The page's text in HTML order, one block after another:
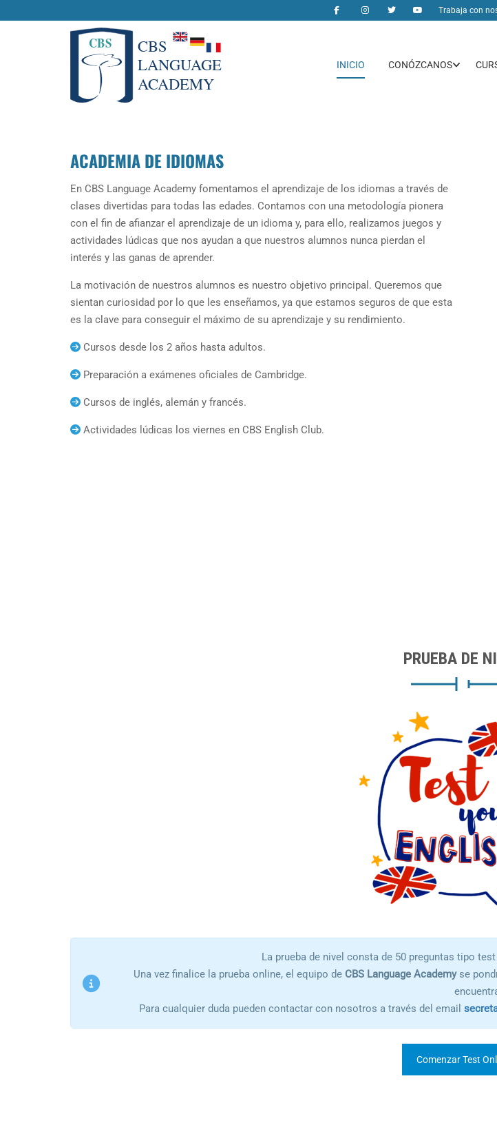
Trabaja con
INICIO CONÓZCANOS
ACADEMIA DE IDIOMAS
En CBS Language Academy fomentamos el aprendizaje de los idiomas a través de
clases divertidas para todas las edades. Contamos con una metodología pionera
con el fin de afianzar el aprendizaje de un idioma y, para ello, realizamos juegos y
actividades lúdicas que nos ayudan a que nuestros alumnos nunca pierdan el
interés y las ganas de aprender.
La motivación de nuestros alumnos es nuestro objetivo principal. Queremos que
sientan curiosidad por lo que les enseñamos, ya que estamos seguros de que esta
es la clave para conseguir el máximo de su aprendizaje y su rendimiento.
Cursos desde los 2 años hasta adultos.
Preparación a exámenes oficiales de Cambridge.
Cursos de inglés, alemán y francés.
Actividades lúdicas los viernes en CBS English Club.
PRUEBA DE
La prueba de nivel consta de 50 preguntas tipo
Una vez finalice la prueba online, el equipo de CBS Language Academyse
Para cualquier duda pueden contactar con nosotros a través del email
Comenzar Test